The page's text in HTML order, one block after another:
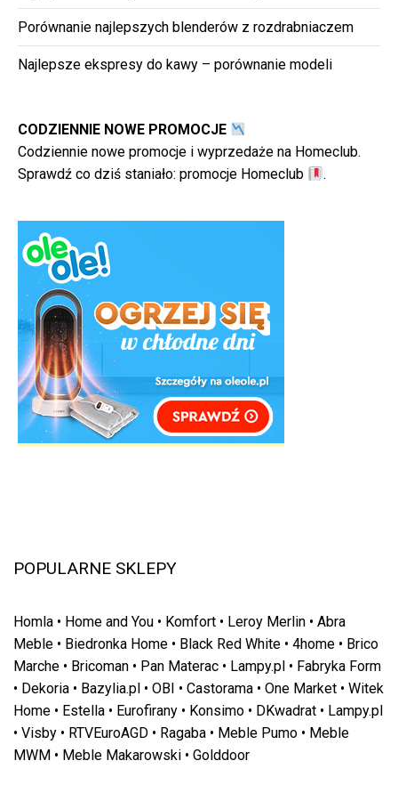
Porównanie najlepszych blenderów z rozdrabniaczem
Najlepsze ekspresy do kawy – porównanie modeli
CODZIENNIE NOWE PROMOCJE
Codziennie nowe promocje i wyprzedaże na Homeclub.
Sprawdź co dziś staniało: promocje Homeclub .
POPULARNE SKLEPY
Homla • Home and You • Komfort • Leroy Merlin • Abra
Meble • Biedronka Home • Black Red White • 4home • Brico
Marche • Bricoman • Pan Materac • Lampy.pl • Fabryka Form
• Dekoria • Bazylia.pl • OBI • Castorama • One Market • Witek
Home • Estella • Eurofirany • Konsimo • DKwadrat • Lampy.pl
• Visby • RTVEuroAGD • Ragaba • Meble Pumo • Meble
MWM • Meble Makarowski • Golddoor